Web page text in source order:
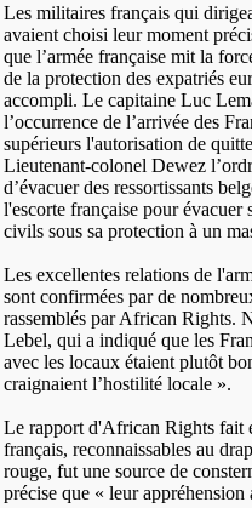
Les militaires français qui
avaient choisi leur moment
que l’armée française mit la
de la protection des expatriés
accompli. Le capitaine Luc
l’occurrence de l’arrivée des
supérieurs l'autorisation de
Lieutenant-colonel Dewez
d’évacuer des ressortissants
l'escorte française pour évacuer
civils sous sa protection à un
Les excellentes relations de
sont confirmées par de
rassemblés par African Rights.
Lebel, qui a indiqué que les
avec les locaux étaient plutôt
craignaient l’hostilité locale ».
Le rapport d'African Rights fait
français, reconnaissables au
rouge, fut une source de
précise que « leur